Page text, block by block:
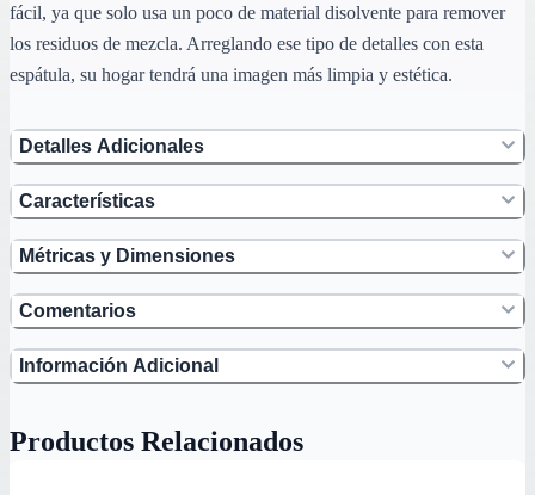
fácil, ya que solo usa un poco de material disolvente para remover
los residuos de mezcla. Arreglando ese tipo de detalles con esta
espátula, su hogar tendrá una imagen más limpia y estética.
Detalles Adicionales
Características
Métricas y Dimensiones
Comentarios
Información Adicional
Productos Relacionados